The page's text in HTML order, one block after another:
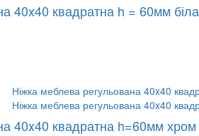
40x40 квадратна h = 60мм біла
40x40 квадратна h=60мм хром